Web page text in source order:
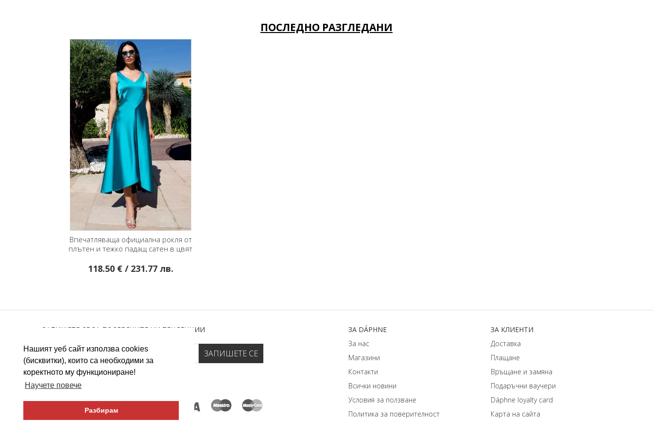
Нашият уеб сайт използва cookies
(бисквитки), които са необходими за
коректното му функциониране!
Научете повече
Разбирам
ПОСЛЕДНО РАЗГЛЕДАНИ
Впечатляваща официална рокля от
плътен и тежко падащ сатен в цвят
118.50 € / 231.77 лв.
ЗАПИШЕТЕ СЕ ЗА ПОСЛЕДНИТЕ НИ ТЕНДЕНЦИИ
ЗA DÁPHNЕ
За нас
Магазини
Контакти
Всички новини
Условия за ползване
Политика за поверителност
ЗA КЛИЕНТИ
Доставка
Плащане
Връщане и замяна
Подаръчни ваучери
Dáphnе loyalty card
Карта на сайта